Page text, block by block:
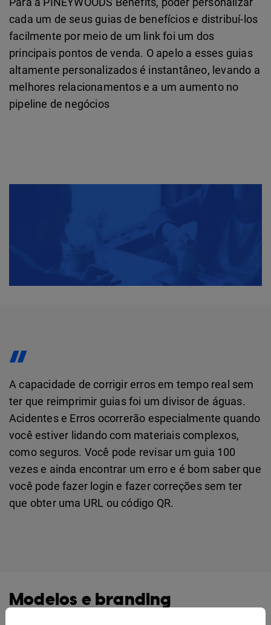
cada um de seus guias de benefícios e distribuí-los
facilmente por meio de um link foi um dos
principais pontos de venda. O apelo a esses guias
altamente personalizados é instantâneo, levando a
melhores relacionamentos e a um aumento no
pipeline de negócios
A capacidade de corrigir erros em tempo real sem
ter que reimprimir guias foi um divisor de águas.
Acidentes e Erros ocorrerão especialmente quando
você estiver lidando com materiais complexos,
como seguros. Você pode revisar um guia 100
vezes e ainda encontrar um erro e é bom saber que
você pode fazer login e fazer correções sem ter
que obter uma URL ou código QR.
Modelos e branding